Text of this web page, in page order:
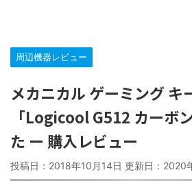
周辺機器レビュー
メカニカル ゲーミング キ
「Logicool G512 カーボ
た ー 購入レビュー
投稿日：2018年10月14日 更新日： 2020